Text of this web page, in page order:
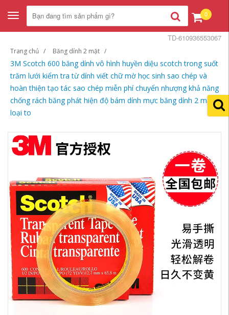
Toggle
navigation
0
Trang chủ Băng dính 2 mặt
3M Scotch 600 băng dính vô hình huyền diệu scotch trong suốt
trăm lưới kiểm tra từ dính viết chữ mờ học sinh sao chép và
hoàn thiện tạo tác sao chép miễn phí chuyển nhượng khả năng
chống rách băng phát hiện độ bám dính mực băng dính 2 mặt
loại to
TD-610936553067